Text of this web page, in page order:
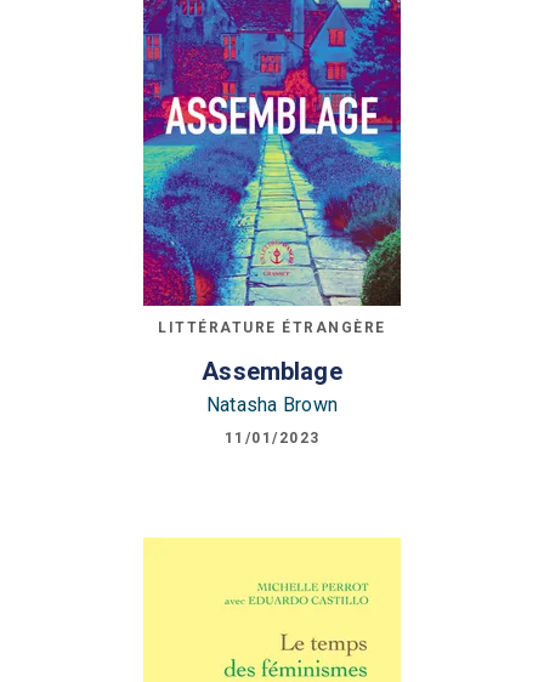
LITTÉRATURE ÉTRANGÈRE
Assemblage
Natasha Brown
11/01/2023